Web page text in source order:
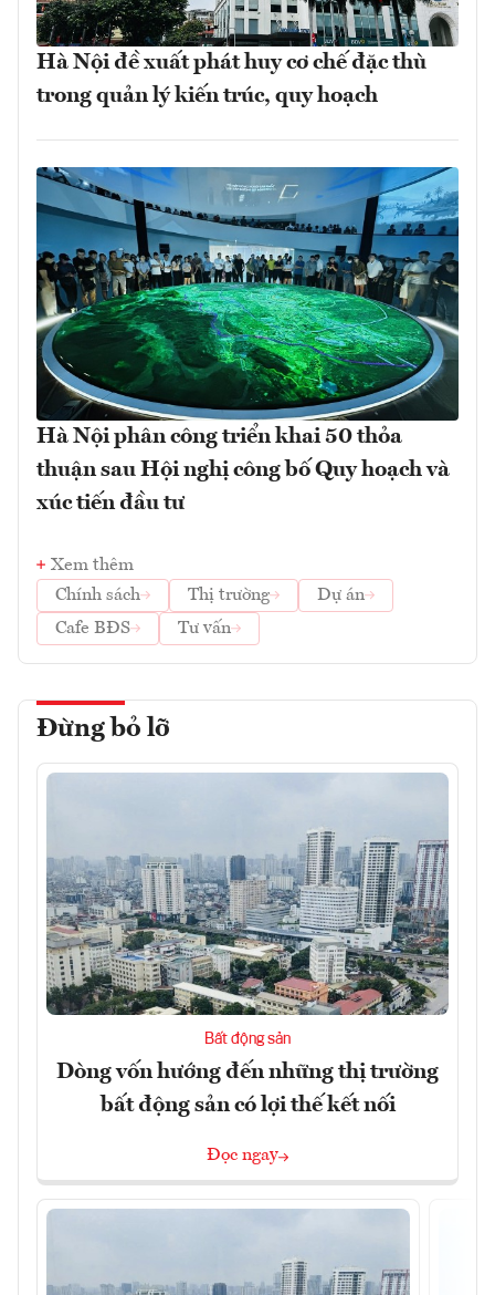
Hà Nội đề xuất phát huy cơ chế đặc thù
trong quản lý kiến trúc, quy hoạch
Hà Nội phân công triển khai 50 thỏa
thuận sau Hội nghị công bố Quy hoạch và
xúc tiến đầu tư
Xem thêm
Chính sách
Thị trường
Dự án
Cafe BĐS
Tư vấn
Đừng bỏ lỡ
Bất động sản
Dòng vốn hướng đến những thị trường
bất động sản có lợi thế kết nối
Đọc ngay